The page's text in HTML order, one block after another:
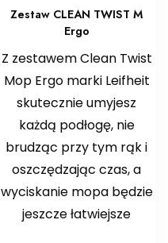
Zestaw CLEAN TWIST M
Ergo
Z zestawem Clean Twist
Mop Ergo marki Leifheit
skutecznie umyjesz
każdą podłogę, nie
brudząc przy tym rąk i
oszczędzając czas, a
wyciskanie mopa będzie
jeszcze łatwiejsze